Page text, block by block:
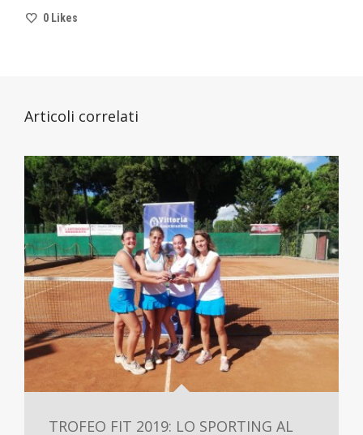
0 Likes
Articoli correlati
TROFEO FIT 2019: LO SPORTING AL